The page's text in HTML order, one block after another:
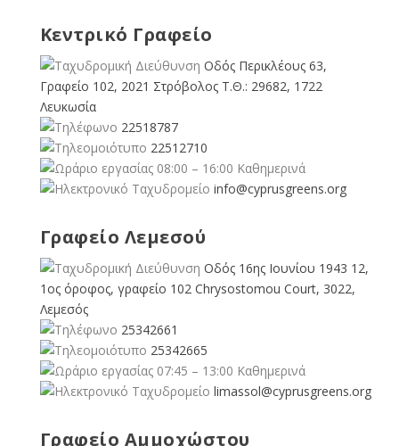
Κεντρικό Γραφείο
Οδός Περικλέους 63,
Γραφείο 102, 2021 Στρόβολος Τ.Θ.: 29682, 1722
Λευκωσία
22518787
22512710
08:00 – 16:00 Καθημερινά
info@cyprusgreens.org
Γραφείο Λεμεσού
Οδός 16ης Ιουνίου 1943 12,
1ος όροφος, γραφείο 102 Chrysostomou Court, 3022,
Λεμεσός
25342661
25342665
07:45 – 13:00 Καθημερινά
limassol@cyprusgreens.org
Γραφείο Αμμοχώστου